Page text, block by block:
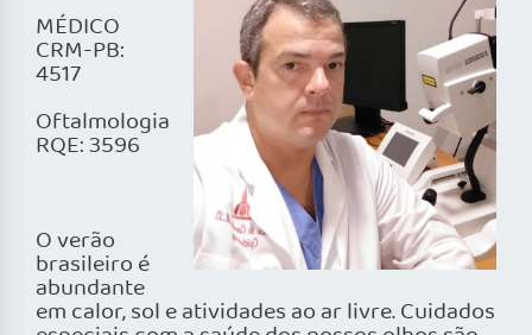
MÉDICO
CRM-PB:
4517
Oftalmologia
RQE: 3596
O verão
brasileiro é
abundante
em calor, sol e atividades ao ar livre. Cuidados